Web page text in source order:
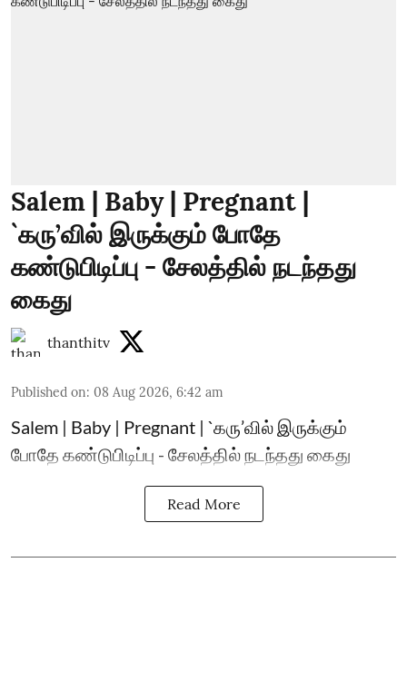
Salem | Baby | Pregnant |
`கரு’வில் இருக்கும் போதே
கண்டுபிடிப்பு - சேலத்தில் நடந்தது
கைது
thanthitv
Published on: 08 Aug 2026, 6:42 am
Salem | Baby | Pregnant | `கரு’வில் இருக்கும்
போதே கண்டுபிடிப்பு - சேலத்தில் நடந்தது கைது
Read More